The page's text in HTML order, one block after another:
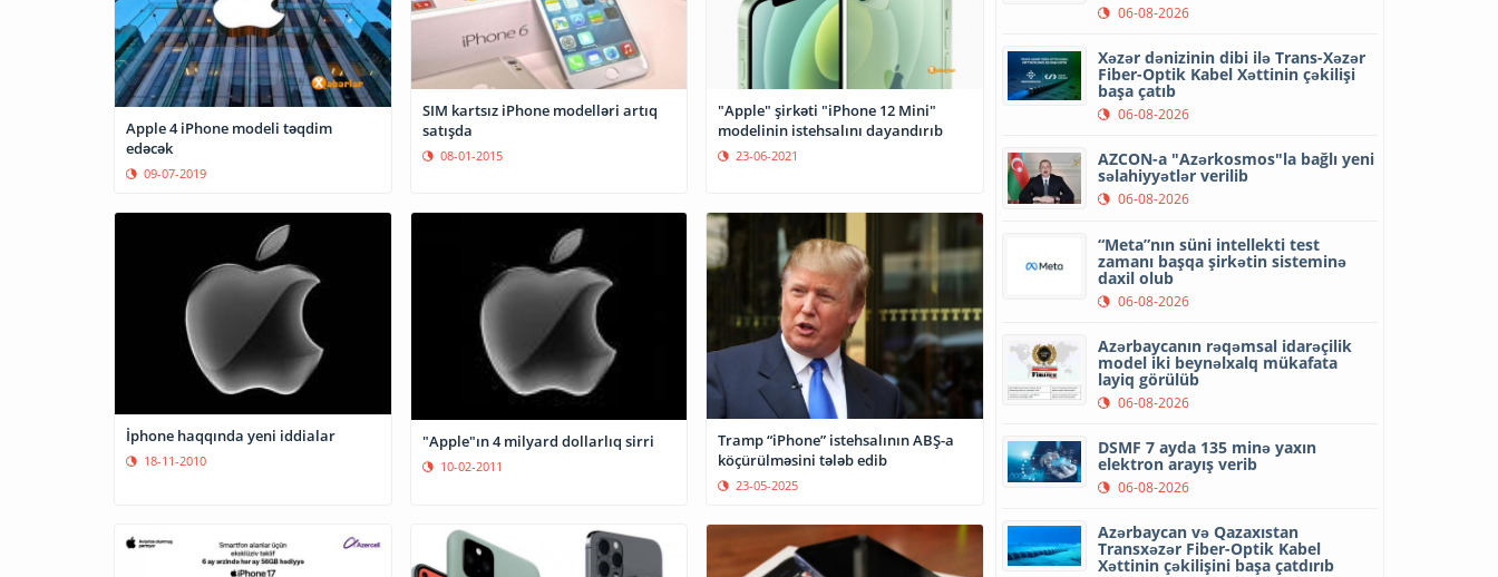
Apple 4 iPhone modeli təqdim
edəcək
09-07-2019
SIM kartsız iPhone modelləri artıq
satışda
08-01-2015
"Apple" şirkəti "iPhone 12 Mini"
modelinin istehsalını dayandırıb
23-06-2021
İphone haqqında yeni iddialar
18-11-2010
"Apple"ın 4 milyard dollarlıq sirri
10-02-2011
Tramp “iPhone” istehsalının ABŞ-a
köçürülməsini tələb edib
23-05-2025
06-08-2026
Xəzər dənizinin dibi ilə Trans-Xəzər
Fiber-Optik Kabel Xəttinin çəkilişi
başa çatıb
06-08-2026
AZCON-a "Azərkosmos"la bağlı yeni
səlahiyyətlər verilib
06-08-2026
“Meta”nın süni intellekti test
zamanı başqa şirkətin sisteminə
daxil olub
06-08-2026
Azərbaycanın rəqəmsal idarəçilik
model iki beynəlxalq mükafata
layiq görülüb
06-08-2026
DSMF 7 ayda 135 minə yaxın
elektron arayış verib
06-08-2026
Azərbaycan və Qazaxıstan
Transxəzər Fiber-Optik Kabel
Xəttinin çəkilişini başa çatdırıb